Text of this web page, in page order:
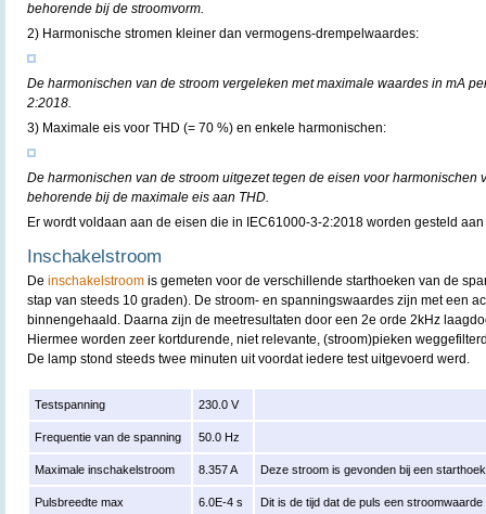
behorende bij de stroomvorm.
2) Harmonische stromen kleiner dan vermogens-drempelwaardes:
De harmonischen van de stroom vergeleken met maximale waardes in mA
2:2018.
3) Maximale eis voor THD (= 70 %) en enkele harmonischen:
De harmonischen van de stroom uitgezet tegen de eisen voor harmonischen
behorende bij de maximale eis aan THD.
Er wordt voldaan aan de eisen die in IEC61000-3-2:2018 worden gesteld
Inschakelstroom
De inschakelstroom is gemeten voor de verschillende starthoeken van de
stap van steeds 10 graden). De stroom- en spanningswaardes zijn met een
binnengehaald. Daarna zijn de meetresultaten door een 2e orde 2kHz
Hiermee worden zeer kortdurende, niet relevante, (stroom)pieken
De lamp stond steeds twee minuten uit voordat iedere test uitgevoerd werd.
Testspanning 230.0 V
Frequentie van de spanning 50.0 Hz
Maximale inschakelstroom 8.357 A Deze stroom is gevonden bij een
Pulsbreedte max
6.0E-4 s
Dit is de tijd dat de puls een